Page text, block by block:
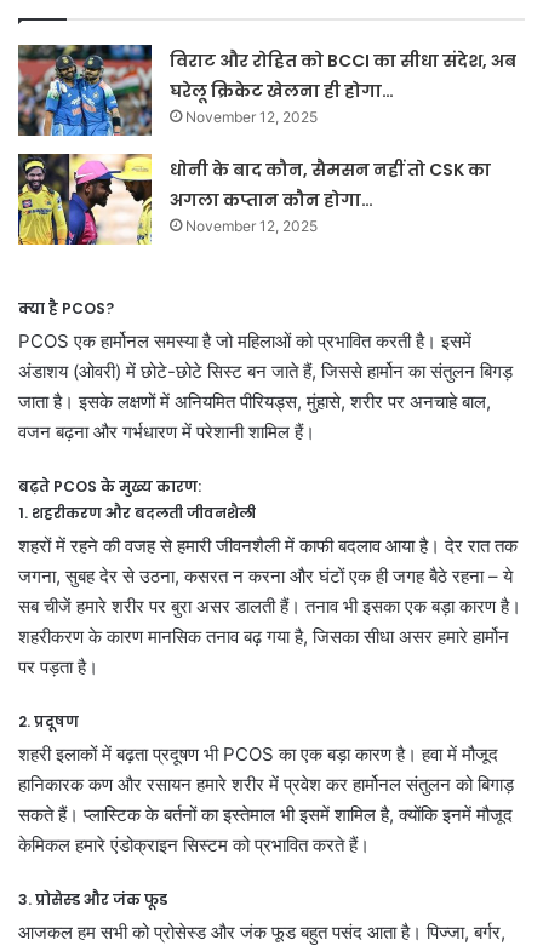
विराट और रोहित को BCCI का सीधा संदेश, अब
घरेलू क्रिकेट खेलना ही होगा…
November 12, 2025
धोनी के बाद कौन, सैमसन नहीं तो CSK का
अगला कप्तान कौन होगा…
November 12, 2025
क्या है PCOS?
PCOS एक हार्मोनल समस्या है जो महिलाओं को प्रभावित करती है। इसमें
अंडाशय (ओवरी) में छोटे-छोटे सिस्ट बन जाते हैं, जिससे हार्मोन का संतुलन बिगड़
जाता है। इसके लक्षणों में अनियमित पीरियड्स, मुंहासे, शरीर पर अनचाहे बाल,
वजन बढ़ना और गर्भधारण में परेशानी शामिल हैं।
बढ़ते PCOS के मुख्य कारण:
1. शहरीकरण और बदलती जीवनशैली
शहरों में रहने की वजह से हमारी जीवनशैली में काफी बदलाव आया है। देर रात तक
जगना, सुबह देर से उठना, कसरत न करना और घंटों एक ही जगह बैठे रहना – ये
सब चीजें हमारे शरीर पर बुरा असर डालती हैं। तनाव भी इसका एक बड़ा कारण है।
शहरीकरण के कारण मानसिक तनाव बढ़ गया है, जिसका सीधा असर हमारे हार्मोन
पर पड़ता है।
2. प्रदूषण
शहरी इलाकों में बढ़ता प्रदूषण भी PCOS का एक बड़ा कारण है। हवा में मौजूद
हानिकारक कण और रसायन हमारे शरीर में प्रवेश कर हार्मोनल संतुलन को बिगाड़
सकते हैं। प्लास्टिक के बर्तनों का इस्तेमाल भी इसमें शामिल है, क्योंकि इनमें मौजूद
केमिकल हमारे एंडोक्राइन सिस्टम को प्रभावित करते हैं।
3. प्रोसेस्ड और जंक फूड
आजकल हम सभी को प्रोसेस्ड और जंक फूड बहुत पसंद आता है। पिज्जा, बर्गर,